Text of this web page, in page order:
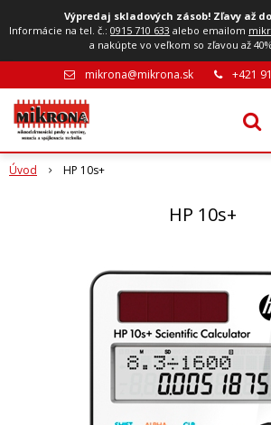
Výpredaj skladových zásob! Zľavy až
Informácie na tel. č.:0915 710 633 alebo emailom
a nakúpte vo veľkom so zľavou až 40%
mikrona@mikrona.sk +421
Úvod HP 10s+
HP 10s+